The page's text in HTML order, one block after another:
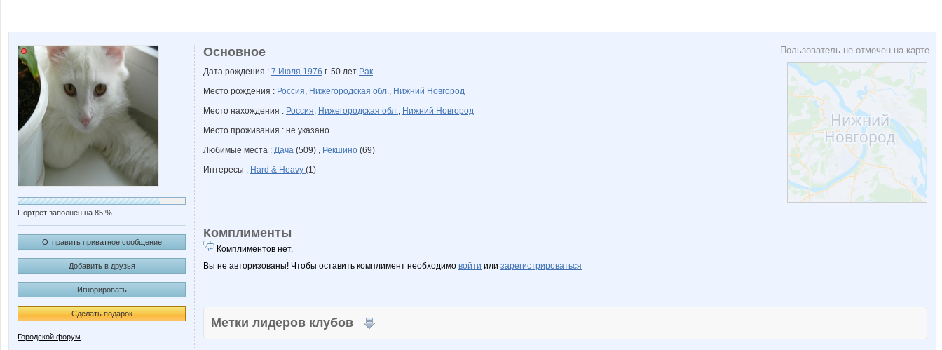
Портрет заполнен на 85 %
Отправить приватное сообщение
Добавить в друзья
Игнорировать
Сделать подарок
Городской форум
Пользователь не отмечен на карте
Основное
Дата рождения : 7 Июля 1976 г. 50 лет Рак
Место рождения : Россия, Нижегородская обл., Нижний Новгород
Место нахождения : Россия, Нижегородская обл., Нижний Новгород
Место проживания : не указано
Любимые места : Дача (509) , Рекшино (69)
Интересы : Hard & Heavy (1)
Комплименты
Комплиментов нет.
Вы не авторизованы! Чтобы оставить комплимент необходимо войти или зарегистрироваться
Метки лидеров клубов